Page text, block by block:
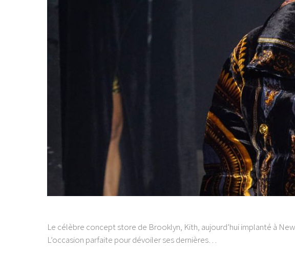
Le célèbre concept store de Brooklyn, Kith, aujourd’hui implanté à
L’occasion parfaite pour dévoiler ses dernières…